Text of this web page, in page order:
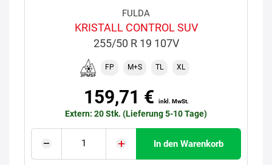
FULDA
KRISTALL CONTROL SUV
255/50 R 19 107V
FP M+S TL XL
159,71 € inkl. MwSt.
Extern: 20 Stk. (Lieferung 5-10 Tage)
In den Warenkorb